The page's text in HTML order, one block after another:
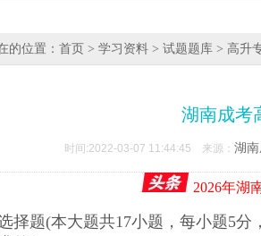
的位置： 首页 > 学习资料 > 试题题库 > 高升
湖南成考
时间:2022-03-07 11:44:45 来源： 湖南
2026年湖
择题(本大题共17小题，每小题5分